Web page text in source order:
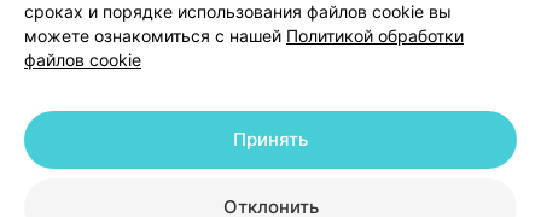
Написать в поддержку
Персональные настройки Cookie
© 2026 ООО «Артокс Лаб», УНП 191700409 | 220012, Республика Беларусь,
+375 291212755
сроках и порядке использования файлов cookie вы
можете ознакомиться с нашей Политикой обработки
файлов cookie
Отклонить
Принять